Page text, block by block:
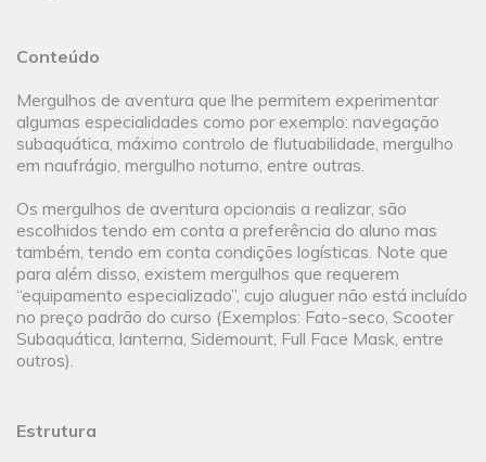
Conteúdo
Mergulhos de aventura que lhe permitem experimentar
algumas especialidades como por exemplo: navegação
subaquática, máximo controlo de flutuabilidade, mergulho
em naufrágio, mergulho noturno, entre outras.
Os mergulhos de aventura opcionais a realizar, são
escolhidos tendo em conta a preferência do aluno mas
também, tendo em conta condições logísticas. Note que
para além disso, existem mergulhos que requerem
“equipamento especializado”, cujo aluguer não está incluído
no preço padrão do curso (Exemplos: Fato-seco, Scooter
Subaquática, lanterna, Sidemount, Full Face Mask, entre
outros).
Estrutura